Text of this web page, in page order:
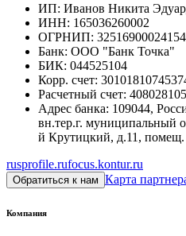
ИП: Иванов Никита
ИНН: 165036260002
ОГРНИП:
Банк: ООО "Банк Точка"
БИК: 044525104
Корр. счет:
Расчетный счет:
Адрес банка: 109044,
вн.тер.г. муниципальный
й Крутицкий, д.11,
rusprofile.rufocus.kontur.ru
Обратиться к нам Карта
Компания